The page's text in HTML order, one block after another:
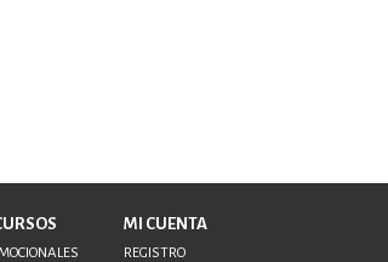
MI CUENTA
REGISTRO